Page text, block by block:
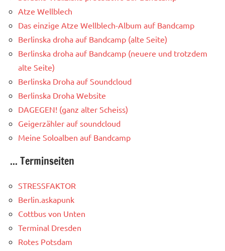
Atze Wellblech
Das einzige Atze Wellblech-Album auf Bandcamp
Berlinska droha auf Bandcamp (alte Seite)
Berlinska droha auf Bandcamp (neuere und trotzdem
alte Seite)
Berlinska Droha auf Soundcloud
Berlinska Droha Website
DAGEGEN! (ganz alter Scheiss)
Geigerzähler auf soundcloud
Meine Soloalben auf Bandcamp
... Terminseiten
STRESSFAKTOR
Berlin.askapunk
Cottbus von Unten
Terminal Dresden
Rotes Potsdam